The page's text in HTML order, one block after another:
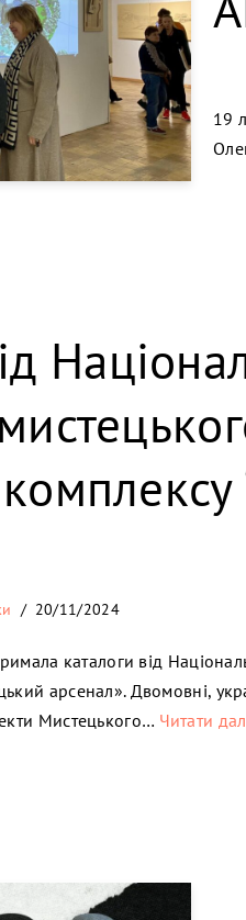
19
20/11/2024
каталоги від
арсенал». Двомовні,
Мистецького… Читати